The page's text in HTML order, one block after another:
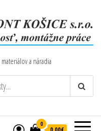
a náradia
0